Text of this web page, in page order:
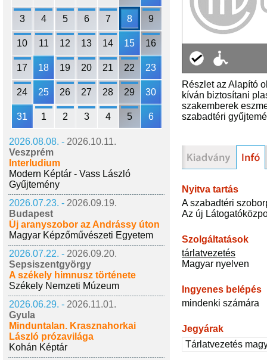
3 4 5 6 7 8 9
10 11 12 13 14 15 16
17 18 19 20 21 22 23
24 25 26 27 28 29 30
31 1 2 3 4 5 6
2026.08.08. - 2026.10.11.
Veszprém
Interludium
Modern Képtár - Vass László
Gyűjtemény
2026.07.23. - 2026.09.19.
Budapest
Új aranyszobor az Andrássy úton
Magyar Képzőművészeti Egyetem
2026.07.22. - 2026.09.20.
Sepsiszentgyörgy
A székely himnusz története
Székely Nemzeti Múzeum
2026.06.29. - 2026.11.01.
Gyula
Minduntalan. Krasznahorkai
László prózavilága
Kohán Képtár
Részlet az Alapító
kíván biztosítani
szakemberek
szabadtéri
Nyitva tartás
A szabadtéri
Az új
Szolgáltatások
tárlatvezetés
Magyar nyelven
Ingyenes belépés
mindenki számára
Jegyárak
Tárlatvezetés